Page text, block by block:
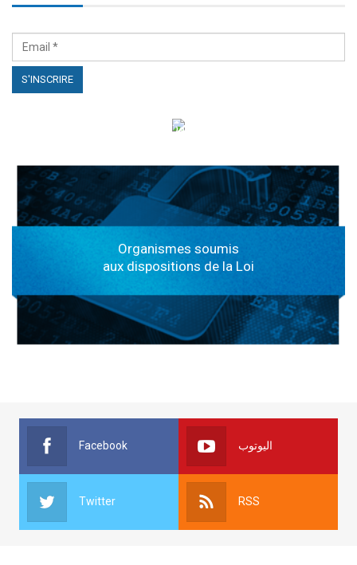
الهياكل الخاضعة لقانون النفاذ إلى المعلومة
Organismes soumis
aux dispositions de la Loi
Facebook اليوتوب
Twitter RSS